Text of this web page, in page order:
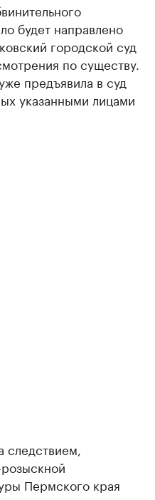
будет направлено
городской суд
по существу.
предъявила в суд
указанными лицами
следствием,
Пермского края